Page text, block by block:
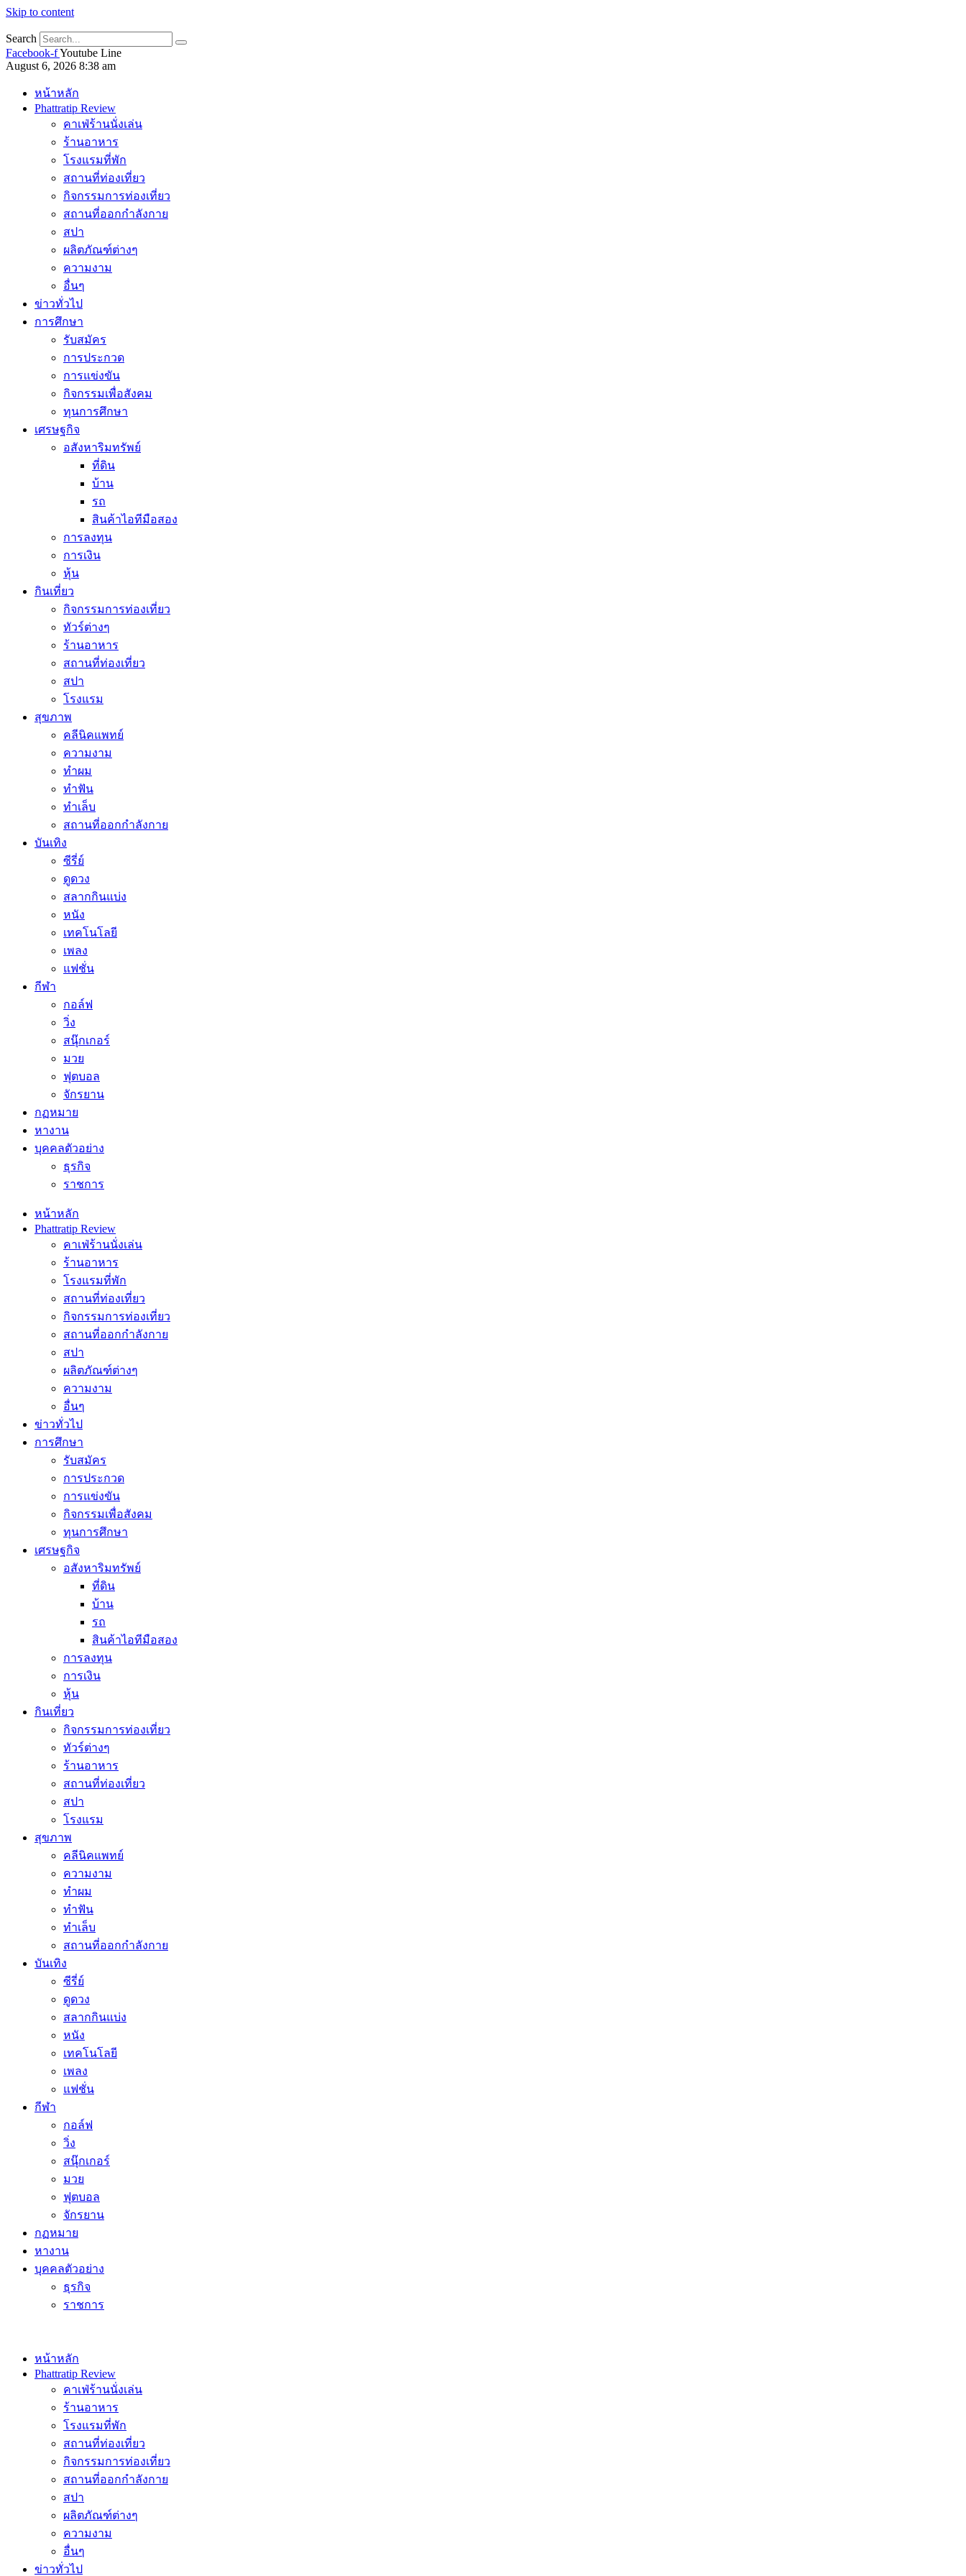
Skip to content
Search
Facebook-fYoutube Line
August 6, 2026 8:38 am
หน้าหลัก
Phattratip Review
คาเฟ่ร้านนั่งเล่น
ร้านอาหาร
โรงแรมที่พัก
สถานที่ท่องเที่ยว
กิจกรรมการท่องเที่ยว
สถานที่ออกกำลังกาย
สปา
ผลิตภัณฑ์ต่างๆ
ความงาม
อื่นๆ
ข่าวทั่วไป
การศึกษา
รับสมัคร
การประกวด
การแข่งขัน
กิจกรรมเพื่อสังคม
ทุนการศึกษา
เศรษฐกิจ
อสังหาริมทรัพย์
ที่ดิน
บ้าน
รถ
สินค้าไอทีมือสอง
การลงทุน
การเงิน
หุ้น
กินเที่ยว
กิจกรรมการท่องเที่ยว
ทัวร์ต่างๆ
ร้านอาหาร
สถานที่ท่องเที่ยว
สปา
โรงแรม
สุขภาพ
คลีนิคแพทย์
ความงาม
ทำผม
ทำฟัน
ทำเล็บ
สถานที่ออกกำลังกาย
บันเทิง
ซีรี่ย์
ดูดวง
สลากกินแบ่ง
หนัง
เทคโนโลยี
เพลง
แฟชั่น
กีฬา
กอล์ฟ
วิ่ง
สนุ๊กเกอร์
มวย
ฟุตบอล
จักรยาน
กฏหมาย
หางาน
บุคคลตัวอย่าง
ธุรกิจ
ราชการ
หน้าหลัก
Phattratip Review
คาเฟ่ร้านนั่งเล่น
ร้านอาหาร
โรงแรมที่พัก
สถานที่ท่องเที่ยว
กิจกรรมการท่องเที่ยว
สถานที่ออกกำลังกาย
สปา
ผลิตภัณฑ์ต่างๆ
ความงาม
อื่นๆ
ข่าวทั่วไป
การศึกษา
รับสมัคร
การประกวด
การแข่งขัน
กิจกรรมเพื่อสังคม
ทุนการศึกษา
เศรษฐกิจ
อสังหาริมทรัพย์
ที่ดิน
บ้าน
รถ
สินค้าไอทีมือสอง
การลงทุน
การเงิน
หุ้น
กินเที่ยว
กิจกรรมการท่องเที่ยว
ทัวร์ต่างๆ
ร้านอาหาร
สถานที่ท่องเที่ยว
สปา
โรงแรม
สุขภาพ
คลีนิคแพทย์
ความงาม
ทำผม
ทำฟัน
ทำเล็บ
สถานที่ออกกำลังกาย
บันเทิง
ซีรี่ย์
ดูดวง
สลากกินแบ่ง
หนัง
เทคโนโลยี
เพลง
แฟชั่น
กีฬา
กอล์ฟ
วิ่ง
สนุ๊กเกอร์
มวย
ฟุตบอล
จักรยาน
กฏหมาย
หางาน
บุคคลตัวอย่าง
ธุรกิจ
ราชการ
หน้าหลัก
Phattratip Review
คาเฟ่ร้านนั่งเล่น
ร้านอาหาร
โรงแรมที่พัก
สถานที่ท่องเที่ยว
กิจกรรมการท่องเที่ยว
สถานที่ออกกำลังกาย
สปา
ผลิตภัณฑ์ต่างๆ
ความงาม
อื่นๆ
ข่าวทั่วไป